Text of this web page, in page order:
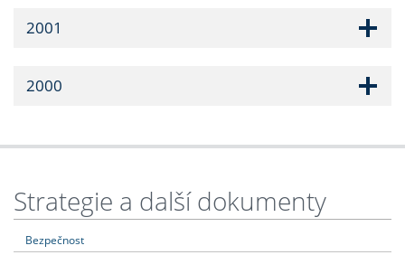
2001
2000
Strategie a další dokumenty
Bezpečnost